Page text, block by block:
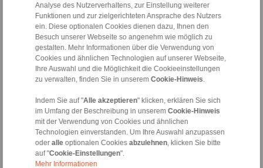
Analyse des Nutzerverhaltens, zur Einstellung weiterer
Funktionen und zur zielgerichteten Ansprache des Nutzers
ein. Diese optionalen Cookies dienen dazu, Ihnen den
Besuch unserer Webseite so angenehm wie möglich zu
gestalten. Mehr Informationen über die Verwendung von
Cookies und ähnlichen Technologien auf unserer Webseite,
Ihre Auswahl und die Möglichkeit die Cookieeinstellungen
zu verwalten, finden Sie in unserem Cookie-Hinweis
Indem Sie auf "Alle akzeptieren" klicken, erklären Sie sich
im Umfang der Beschreibung in unserem Cookie-Hinweis
mit der Verwendung von Cookies und ähnlichen
Technologien einverstanden. Um Ihre Auswahl anzupassen
oder alleoptionalen Cookies abzulehnen, klicken Sie bitte
auf "Cookie-Einstellungen".
Mehr Informationen
Jeremy Reynolds
Area Sales Manager South
+44 7394 560 730
jeremy.reynolds@ringspann.co.uk